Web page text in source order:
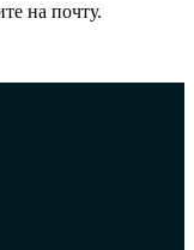
на почту.